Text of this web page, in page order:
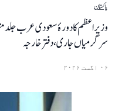
پاکستان
وزیراعظم کا دورۂ سعودی عرب جلد
سرگرمیاں جاری، دفتر خارجہ
۰۶ اگست ۲۰۲۶